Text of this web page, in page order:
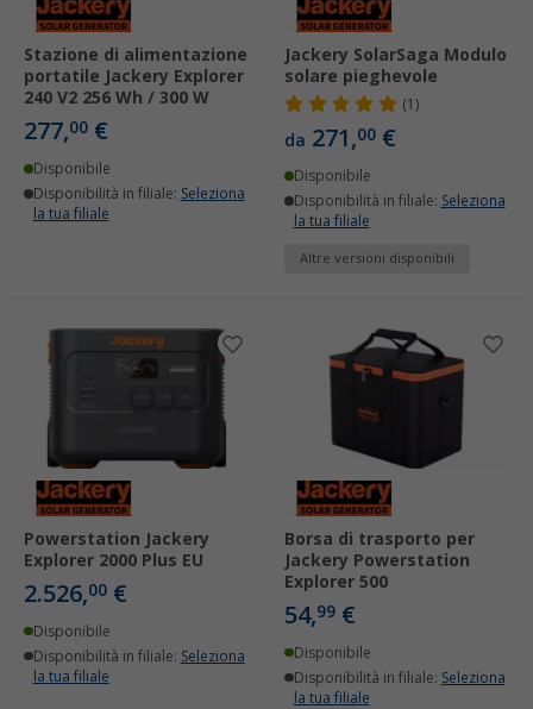
Stazione di alimentazione
portatile Jackery Explorer
240 V2 256 Wh / 300 W
277,00 €
Disponibile
Disponibilità in filiale: Seleziona
la tua filiale
Jackery SolarSaga Modulo
solare pieghevole
(1)
da 271,00 €
Disponibile
Disponibilità in filiale: Seleziona
la tua filiale
Altre versioni disponibili
Powerstation Jackery
Explorer 2000 Plus EU
2.526,00 €
Disponibile
Disponibilità in filiale: Seleziona
la tua filiale
Borsa di trasporto per
Jackery Powerstation
Explorer 500
54,99 €
Disponibile
Disponibilità in filiale: Seleziona
la tua filiale